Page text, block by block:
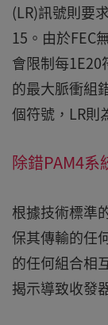
(LR)訊號則要
15。由於FEC
會限制每1E20
的最大脈衝組
個符號，LR則
除錯PAM4系
根據技術標準
保其傳輸的任
的任何組合相
揭示導致收發